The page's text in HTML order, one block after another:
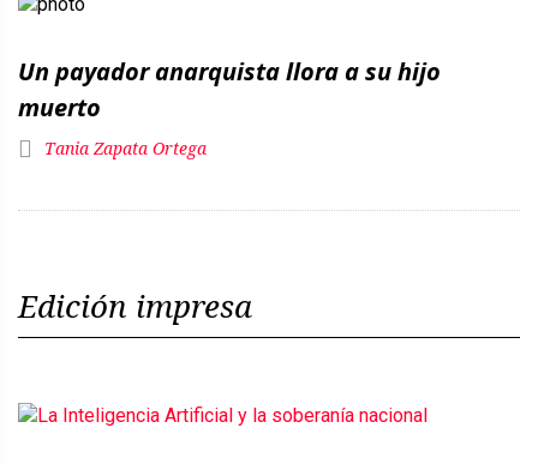
Un payador anarquista llora a su hijo
muerto
Tania Zapata Ortega
Edición impresa